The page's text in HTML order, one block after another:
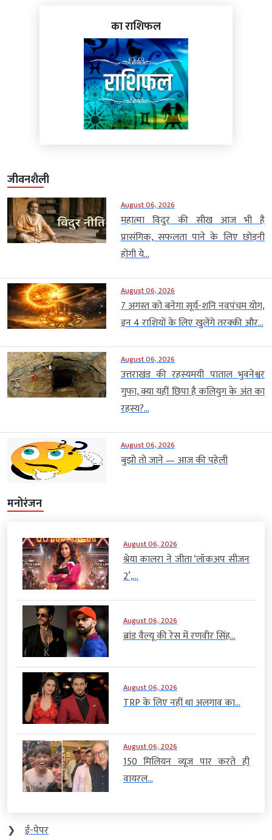
का राशिफल
जीवनशैली
August 06, 2026
महात्मा विदुर की सीख आज भी है
प्रासंगिक, सफलता पाने के लिए छोड़नी
होंगी ये...
August 06, 2026
7 अगस्त को बनेगा सूर्य-शनि नवपंचम योग,
इन 4 राशियों के लिए खुलेंगे तरक्की और...
August 06, 2026
उत्तराखंड की रहस्यमयी पाताल भुवनेश्वर
गुफा, क्या यहीं छिपा है कलियुग के अंत का
रहस्य?...
August 06, 2026
बुझो तो जाने — आज की पहेली
मनोरंजन
August 06, 2026
श्रेया कालरा ने जीता ‘लॉकअप सीजन
2’,...
August 06, 2026
ब्रांड वैल्यू की रेस में रणवीर सिंह...
August 06, 2026
TRP के लिए नहीं था अलगाव का...
August 06, 2026
150 मिलियन व्यूज पार करते ही
वायरल...
❯
ई-पेपर